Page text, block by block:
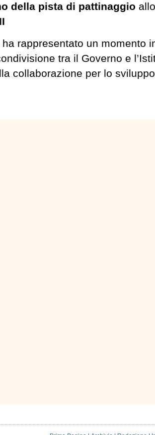
della pista di pattinaggio
rappresentato un momento
tra il Governo e
collaborazione per lo